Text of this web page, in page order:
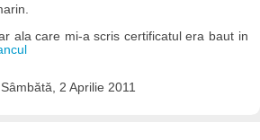
ala care mi-a scris certificatul era baut in
Sâmbătă, 2 Aprilie 2011